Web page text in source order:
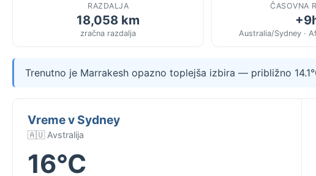
RAZDALJA
18,058 km
zračna razdalja
ČASOVNA
Australia/Sydney ·
Trenutno je Marrakesh opazno toplejša izbira — približno
Vreme v Sydney
🇦🇺 Avstralija
16°C